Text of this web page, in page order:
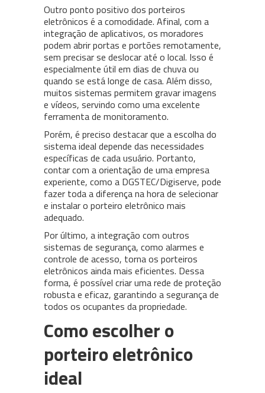
Outro ponto positivo dos porteiros
eletrônicos é a comodidade. Afinal, com a
integração de aplicativos, os moradores
podem abrir portas e portões remotamente,
sem precisar se deslocar até o local. Isso é
especialmente útil em dias de chuva ou
quando se está longe de casa. Além disso,
muitos sistemas permitem gravar imagens
e vídeos, servindo como uma excelente
ferramenta de monitoramento.
Porém, é preciso destacar que a escolha do
sistema ideal depende das necessidades
específicas de cada usuário. Portanto,
contar com a orientação de uma empresa
experiente, como a DGSTEC/Digiserve, pode
fazer toda a diferença na hora de selecionar
e instalar o porteiro eletrônico mais
adequado.
Por último, a integração com outros
sistemas de segurança, como alarmes e
controle de acesso, torna os porteiros
eletrônicos ainda mais eficientes. Dessa
forma, é possível criar uma rede de proteção
robusta e eficaz, garantindo a segurança de
todos os ocupantes da propriedade.
Como escolher o
porteiro eletrônico
ideal